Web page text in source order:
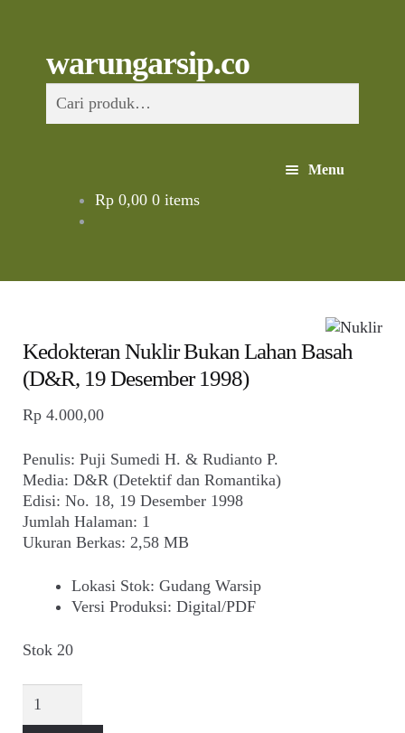
to
navigation
to
content
warungarsip.co
untuk:
Menu
Foto
Suara
Suvenir
Cari Arsip
Rekening
Reseller
Rp0,00 0 items
Kedokteran Nuklir Bukan Lahan Basah
(D&R, 19 Desember 1998)
Rp 4.000,00
Penulis: Puji Sumedi H. & Rudianto P.
Media: D&R (Detektif dan Romantika)
Edisi: No. 18, 19 Desember 1998
Jumlah Halaman: 1
Ukuran Berkas: 2,58 MB
Lokasi Stok: Gudang Warsip
Versi Produksi: Digital/PDF
Stok 20
Kedokteran